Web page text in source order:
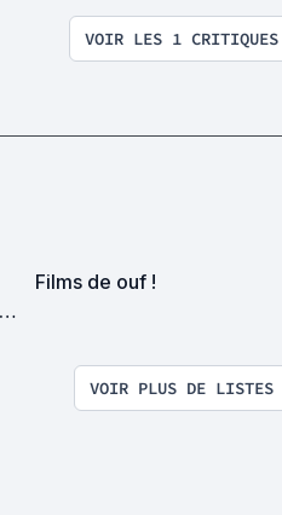
VOIR LES 1 CRITIQUES
Films de ouf !
VOIR PLUS DE LISTES